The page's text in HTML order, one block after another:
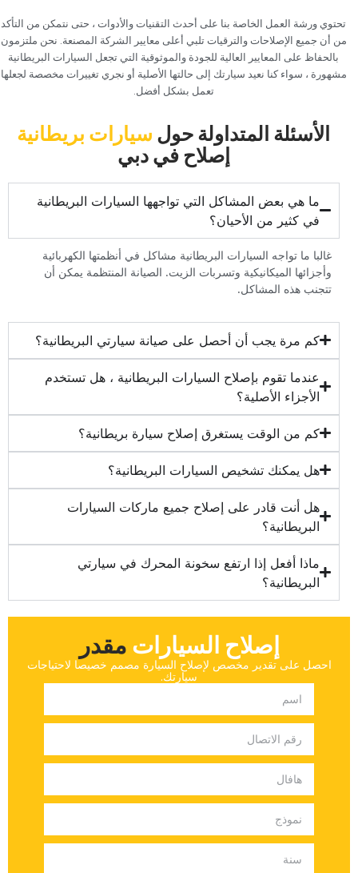
‏تحتوي ورشة العمل الخاصة بنا على أحدث التقنيات والأدوات ، حتى نتمكن من التأكد
من أن جميع الإصلاحات والترقيات تلبي أعلى معايير الشركة المصنعة. نحن ملتزمون
بالحفاظ على المعايير العالية للجودة والموثوقية التي تجعل السيارات البريطانية
مشهورة ، سواء كنا نعيد سيارتك إلى حالتها الأصلية أو نجري تغييرات مخصصة لجعلها
تعمل بشكل أفضل.‏
‏الأسئلة المتداولة حول‏ ‏سيارات بريطانية‏
‏إصلاح في دبي‏
‏ما هي بعض المشاكل التي تواجهها السيارات البريطانية
في كثير من الأحيان؟‏
‏غالبا ما تواجه السيارات البريطانية مشاكل في أنظمتها الكهربائية
وأجزائها الميكانيكية وتسربات الزيت. الصيانة المنتظمة يمكن أن
تتجنب هذه المشاكل.‏
‏كم مرة يجب أن أحصل على صيانة سيارتي البريطانية؟‏
‏عندما تقوم بإصلاح السيارات البريطانية ، هل تستخدم
الأجزاء الأصلية؟‏
‏كم من الوقت يستغرق إصلاح سيارة بريطانية؟‏
‏هل يمكنك تشخيص السيارات البريطانية؟‏
‏هل أنت قادر على إصلاح جميع ماركات السيارات
البريطانية؟‏
‏ماذا أفعل إذا ارتفع سخونة المحرك في سيارتي
البريطانية؟‏
إصلاح السيارات ‏مقدر‏
‏احصل على تقدير مخصص لإصلاح السيارة مصمم خصيصا لاحتياجات
سيارتك.‏